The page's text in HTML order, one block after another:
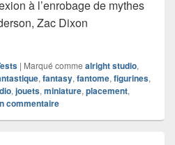
à l’enrobage de mythes
Zac Dixon
jeu de société Mythic
| Marqué comme alright studio,
, fantasy, fantome, figurines,
, jouets, miniature, placement,
commentaire